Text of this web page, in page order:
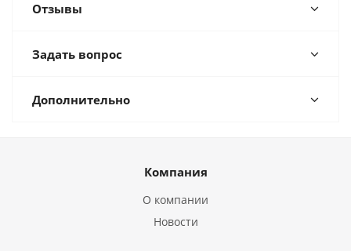
Отзывы
Задать вопрос
Дополнительно
Компания
О компании
Новости